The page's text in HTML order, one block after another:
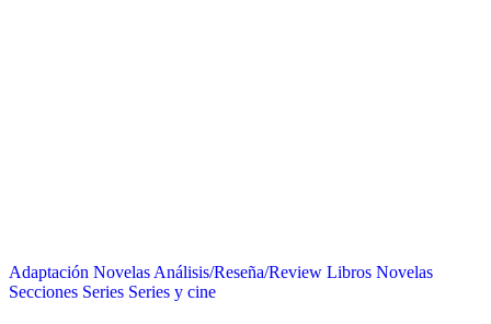
Adaptación Novelas Análisis/Reseña/Review Libros Novelas
Secciones Series Series y cine